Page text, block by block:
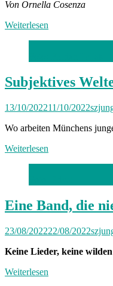
Von Ornella Cosenza
Weiterlesen
Subjektives
13/10/202211/10/2022
Wo arbeiten Münchens
Weiterlesen
Eine Band, die
23/08/202222/08/2022
Keine Lieder, keine
Weiterlesen